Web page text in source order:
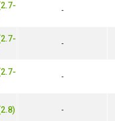
-
-
-
-